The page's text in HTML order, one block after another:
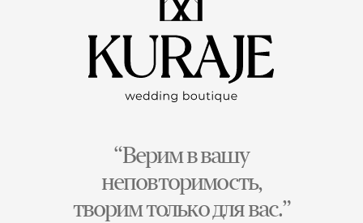
“Верим в вашу
неповторимость,
творим только для вас.”